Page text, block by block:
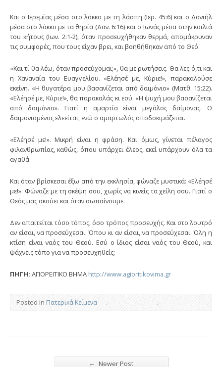
Και ο Ιερεμίας μέσα στο λάκκο με τη λάσπη (Ιερ. 45:6) και ο Δανιήλ
μέσα στο λάκκο με τα θηρία (Δαν. 6:16) και ο Ιωνάς μέσα στην κοιλιά
του κήτους (Ιων. 2:1-2), όταν προσευχήθηκαν θερμά, απομάκρυναν
τις συμφορές, που τους είχαν βρει, και βοηθήθηκαν από το Θεό.
«Και τί θα λέω, όταν προσεύχομαι;», θα με ρωτήσεις. Θα λες ό,τι και
η Χαναναία του Ευαγγελίου. «Ελέησέ με, Κύριε!», παρακαλούσε
εκείνη. «Η θυγατέρα μου βασανίζεται από δαιμόνιο» (Ματθ. 15:22).
«Ελέησέ με, Κύριε!», θα παρακαλάς κι εσύ. «Η ψυχή μου βασανίζεται
από δαιμόνιο». Γιατί η αμαρτία είναι μεγάλος δαίμονας. Ο
δαιμονισμένος ελεείται, ενώ ο αμαρτωλός αποδοκιμάζεται.
«Ελέησέ με!». Μικρή είναι η φράση. Και όμως, γίνεται πέλαγος
φιλανθρωπίας, καθώς, όπου υπάρχει έλεος, εκεί υπάρχουν όλα τα
αγαθά.
Και όταν βρίσκεσαι έξω από την εκκλησία, φώναζε μυστικά: «Ελέησέ
με!». Φώναζε με τη σκέψη σου, χωρίς να κινείς τα χείλη σου. Γιατί ο
Θεός μας ακούει και όταν σωπαίνουμε.
Δεν απαιτείται τόσο τόπος, όσο τρόπος προσευχής. Και στο λουτρό
αν είσαι, να προσεύχεσαι. Όπου κι αν είσαι, να προσεύχεσαι. Όλη η
κτίση είναι ναός του Θεού. Εσύ ο ίδιος είσαι ναός του Θεού, και
ψάχνεις τόπο για να προσευχηθείς;
ΠΗΓΗ: ΑΓΙΟΡΕΙΤΙΚΟ ΒΗΜΑ http://www.agioritikovima.gr
Posted in Πατερικά Κείμενα
← Newer Post